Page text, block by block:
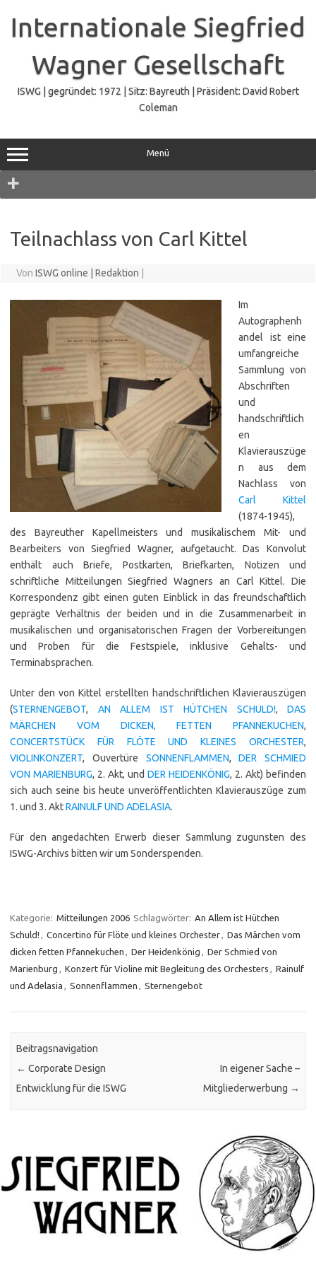
springen
Internationale Siegfried
Wagner Gesellschaft
ISWG | gegründet: 1972 | Sitz: Bayreuth | Präsident: David Robert
Coleman
Menü
Teilnachlass von Carl Kittel
Von ISWG online | Redaktion
Im
Autographenh
andel ist eine
umfangreiche
Samm­lung von
Abschriften
und
handschriftlich
en
Klavierauszüge
n aus dem
Nachlass von
Carl Kittel
(1874-1945),
des Bayreuther Kapellmeisters und musikalischem Mit- und
Bearbeiters von Siegfried Wagner, aufgetaucht. Das Konvolut
enthält auch Briefe, Postkarten, Briefkarten, Notizen und
schriftliche Mitteilungen Siegfried Wagners an Carl Kittel. Die
Korrespondenz gibt einen guten Einblick in das freundschaftlich
geprägte Verhältnis der beiden und in die Zusammenarbeit in
musikalischen und organisatorischen Fragen der Vorbereitungen
und Proben für die Festspiele, inklusive Gehalts- und
Terminabsprachen.
Unter den von Kittel erstellten handschriftlichen Klavierauszügen
(STERNENGEBOT, AN ALLEM IST HÜTCHEN SCHULD!, DAS
MÄRCHEN VOM DICKEN, FETTEN PFANNEKUCHEN,
CONCERTSTÜCK FÜR FLÖTE UND KLEINES ORCHESTER,
VIOLINKONZERT, Ouvertüre SONNENFLAMMEN,DER SCHMIED
VON MARIENBURG, 2. Akt, und DER HEIDENKÖNIG, 2. Akt) befinden
sich auch seine bis heute unveröffentlichten Klavierauszüge zum
1. und 3. AktRAINULF UND ADELASIA.
Für den angedachten Erwerb dieser Sammlung zugunsten des
ISWG-Archivs bitten wir um Sonder­spenden.
Kategorie: Mitteilungen 2006 Schlagwörter: An Allem ist Hütchen
Schuld! , Concertino für Flöte und kleines Orchester, Das Märchen vom
dicken fetten Pfannekuchen , Der Heidenkönig , Der Schmied von
Marienburg , Konzert für Violine mit Begleitung des Orchesters , Rainulf
und Adelasia , Sonnenflammen , Sternengebot
Beitragsnavigation
← Corporate Design
Entwicklung für die ISWG
In eigener Sache –
Mitgliederwerbung →